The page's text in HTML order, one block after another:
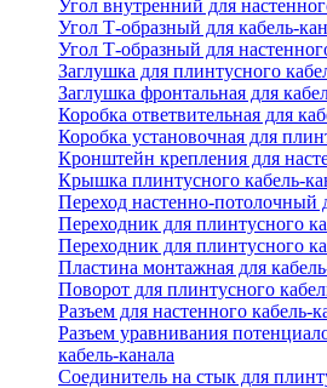
Угол внутренний для
Угол Т-образный для кабель-
Угол Т-образный для
Заглушка для плинтусного
Заглушка фронтальная для
Коробка ответвительная для
Коробка установочная для
Кронштейн крепления для
Крышка плинтусного кабель-
Переход настенно-потолочный
Переходник для плинтусного
Переходник для плинтусного
Пластина монтажная для
Поворот для плинтусного
Разъем для настенного кабель-
Разъем уравнивания
кабель-канала
Соединитель на стык для